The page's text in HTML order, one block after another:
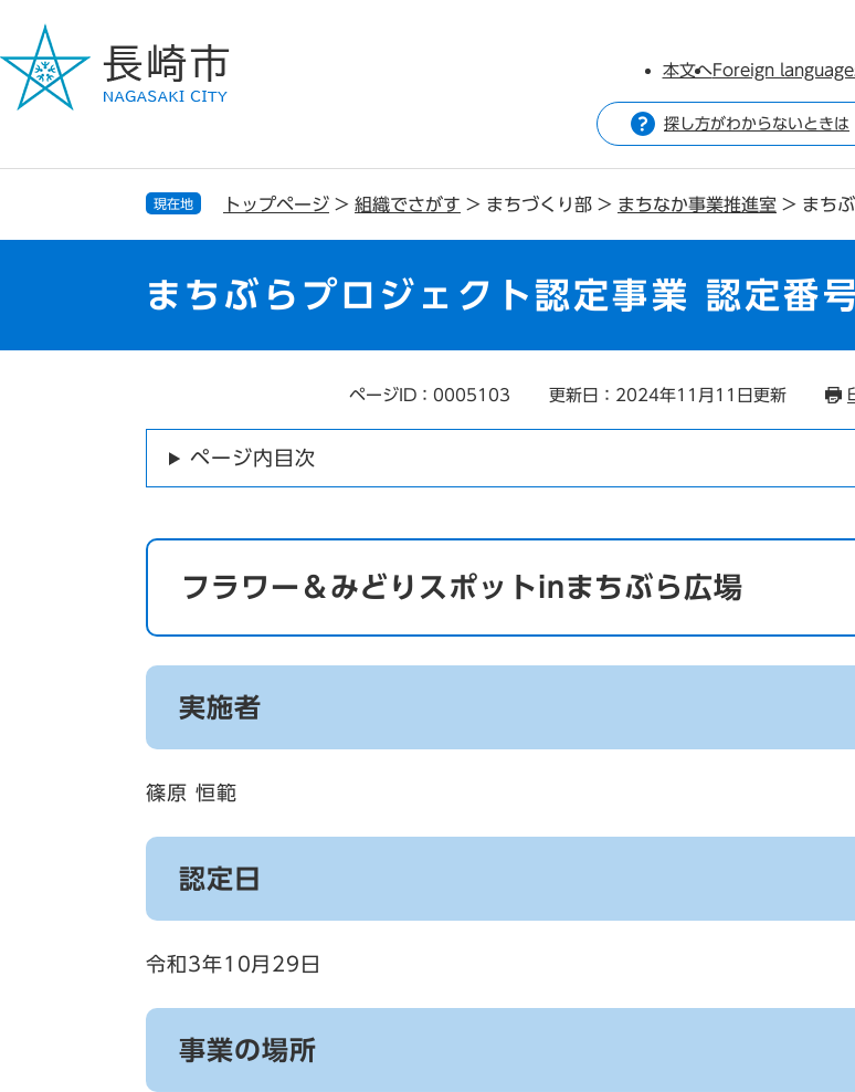
ジ
で
ュ
ば
本文へForeign
探し方がわからないときは
現在地 トップページ > 組織でさがす > まちづくり部 > まちなか事業推進室 > まち
まちぶらプロジェクト認定事業 認定番
ページID：0005103 更新日：2024年11月11日更新
ページ内目次
フラワー＆みどりスポットinまちぶら広場
実施者
篠原 恒範
認定日
令和3年10月29日
事業の場所